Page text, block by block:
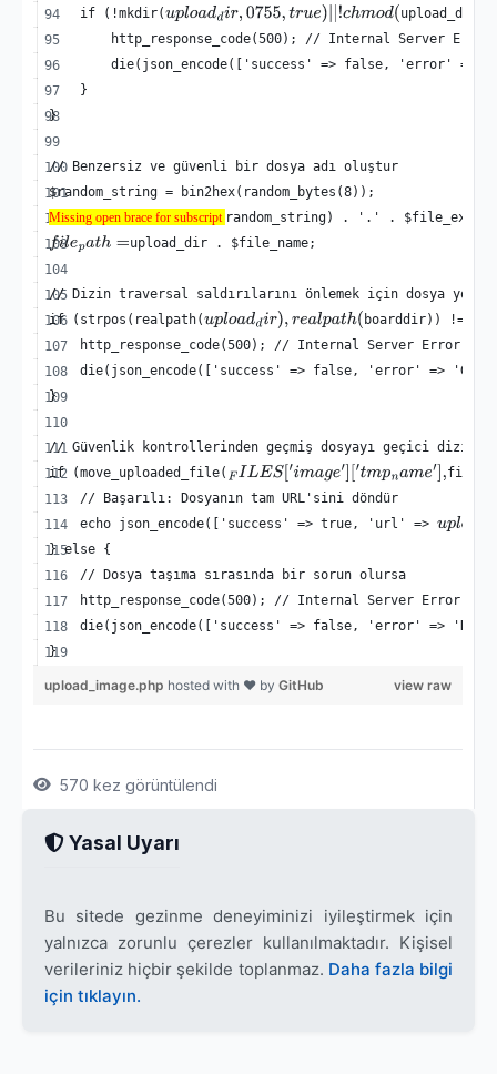
    if (!mkdir(
uploaddir, 0755,t rue)| !chmod(
upload_dir,
        http_response_code(500); // Internal Server Error
die(json_encode(['success' => false, 'error' =>
    }
}
// Benzersiz ve güvenli bir dosya adı oluştur
$random_string = bin2hex(random_bytes(8));
Missing open brace for subscript
Missing open brace for subscriptrandom_string) . '.' .
filepath = upload_dir . $file_name;
// Dizin traversal saldırılarını önlemek için dosya
if (strpos(realpath(uploaddir), realpath( boarddir)) !==
    http_response_code(500); // Internal Server Error
die(json_encode(['success' => false, 'error' =>
}
// Güvenlik kontrollerinden geçmiş dosyayı geçici
if (move_uploaded_file( FILES[′i mage′][ mpname′],
    // Başarılı: Dosyanın tam URL'sini döndür
    echo json_encode(['success' => true, 'url' =>
uplo
} else {
    // Dosya taşıma sırasında bir sorun olursa
    http_response_code(500); // Internal Server Error
die(json_encode(['success' => false, 'error' =>
}
view raw
upload_image.php hosted with ❤ by GitHub
570 kez görüntülendi
Yasal Uyarı
Bu sitede gezinme deneyiminizi iyileştirmek için
yalnızca zorunlu çerezler kullanılmaktadır. Kişisel
verileriniz hiçbir şekilde toplanmaz. Daha fazla bilgi
için tıklayın.